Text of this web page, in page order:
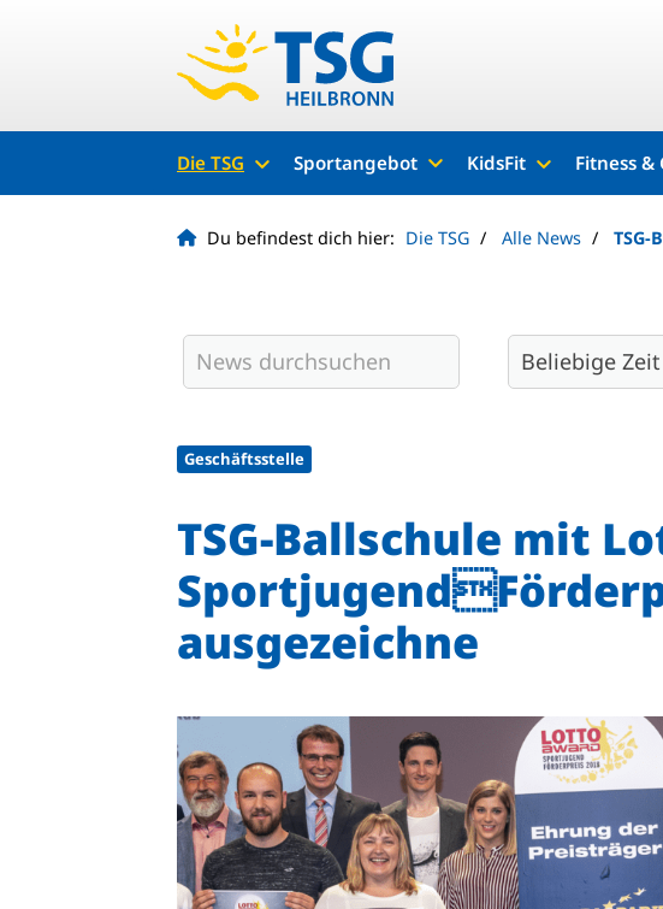
Die TSG Sportangebot KidsFit Fitness
Du befindest dich hier: Die TSG Alle News
Geschäftsstelle
TSG-Ballschule mit
ausgezeichne